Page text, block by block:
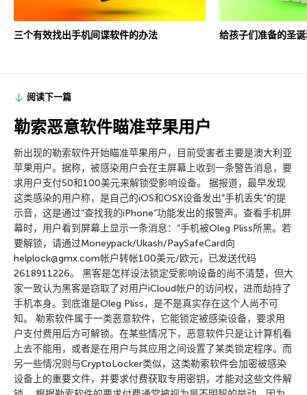
三个有效找出手机间谍软件的办法 给孩子们准备的圣
阅读下一篇
勒索恶意软件瞄准苹果用户
新出现的勒索软件开始瞄准苹果用户，目前受害者主要是澳大利亚
苹果用户。据称，被感染用户会在主屏幕上收到一条警告消息，要
求用户支付50和100美元来解锁受影响设备。 据报道，最早发现
这类感染的用户称，是自己的iOS和OSX设备发出”手机丢失”的提
示音，这是通过”查找我的iPhone”功能发出的报警声。查看手机屏
幕时，用户看到屏幕上显示一条消息：”手机被Oleg Pliss所黑。若
要解锁，请通过Moneypack/Ukash/PaySafeCard向
helplock@gmx.com帐户转帐100美元/欧元，已发送代码
2618911226。 黑客是怎样设法锁定受影响设备的尚不清楚，但大
家一致认为黑客是窃取了对用户iCloud帐户的访问权，进而劫持了
手机本身。到底谁是Oleg Pliss，是不是真实存在这个人尚不可
知。 勒索软件属于一类恶意软件，它能锁定被感染设备，要求用
户支付费用后方可解锁。在某些情况下，恶意软件只是让计算机看
上去不能用，或者是在用户与其应用之间设置了某类锁定程序。而
另一些情况则与CryptoLocker类似，这类勒索软件会加密被感染
设备上的重要文件，并要求付费获取专用密钥，才能对这些文件解